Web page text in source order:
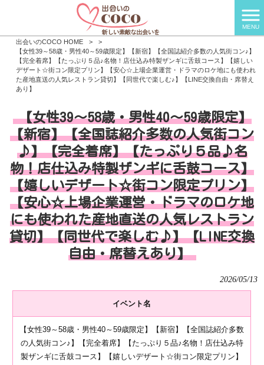
MENU
出会いのCOCO HOME >
>
【女性39～58歳・男性40～59歳限定】【新宿】【全国誌紹介多数の人気街コン♪】
【完全着席】【たっぷり５品♪名物！店仕込み特製ザンギに舌鼓コース】【嬉しい
デザート☆街コン限定プリン】【安心☆上場企業運営・ドラマのロケ地にも使われ
た産地直送の人気レストラン貸切】【同世代で楽しむ♪】【LINE交換自由・席替え
あり】
【女性39～58歳・男性40～59歳限定】
【新宿】【全国誌紹介多数の人気街コン
♪】【完全着席】【たっぷり５品♪名
物！店仕込み特製ザンギに舌鼓コース】
【嬉しいデザート☆街コン限定プリン】
【安心☆上場企業運営・ドラマのロケ地
にも使われた産地直送の人気レストラン
貸切】【同世代で楽しむ♪】【LINE交換
自由・席替えあり】
2026/05/13
イベント名
【女性39～58歳・男性40～59歳限定】【新宿】【全国誌紹介多数
の人気街コン♪】【完全着席】【たっぷり５品♪名物！店仕込み特
製ザンギに舌鼓コース】【嬉しいデザート☆街コン限定プリン】